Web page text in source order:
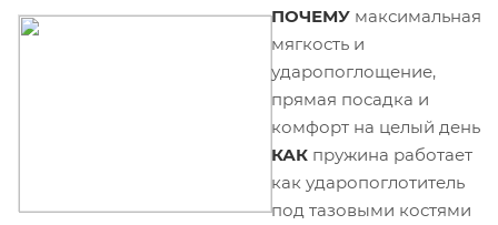
ПОЧЕМУ максимальная
мягкость и
ударопоглощение,
прямая посадка и
комфорт на целый день
КАК пружина работает
как ударопоглотитель
под тазовыми костями